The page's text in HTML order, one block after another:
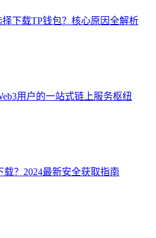
下载TP钱包？核心原因全解析
用户的一站式链上服务枢纽
载？2024最新安全获取指南